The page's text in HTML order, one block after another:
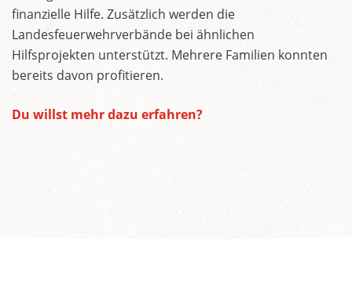
finanzielle Hilfe. Zusätzlich werden die
Landesfeuerwehrverbände bei ähnlichen
Hilfsprojekten unterstützt. Mehrere Familien konnten
bereits davon profitieren.
Du willst mehr dazu erfahren?